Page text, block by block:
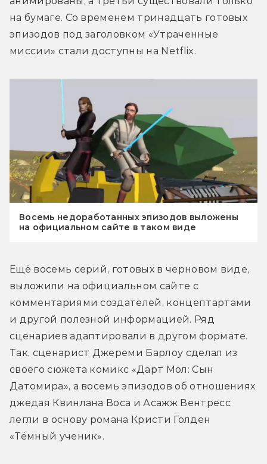
на бумаге. Со временем тринадцать готовых
эпизодов под заголовком «Утраченные
миссии» стали доступны на Netflix.
Восемь недоработанных эпизодов выложены
на официальном сайте в таком виде
Ещё восемь серий, готовых в черновом виде,
выложили на официальном сайте с
комментариями создателей, концептартами
и другой полезной информацией. Ряд
сценариев адаптировали в другом формате.
Так, сценарист Джереми Барлоу сделал из
своего сюжета комикс «Дарт Мол: Сын
Датомира», а восемь эпизодов об отношениях
джедая Квинлана Воса и Асажж Вентресс
легли в основу романа Кристи Голден
«Тёмный ученик».